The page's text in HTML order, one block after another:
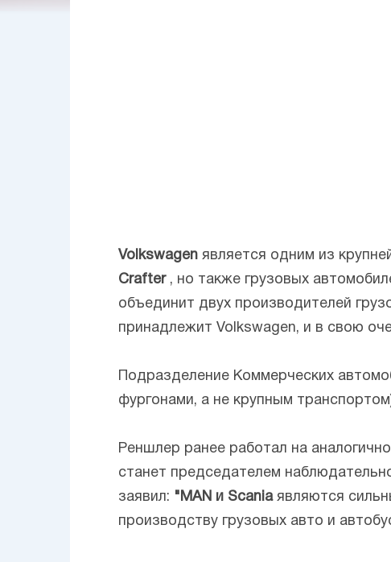
Volkswagen является одним из
Crafter, но также грузовых
объединит двух производителей
принадлежит Volkswagen, и в свою
Подразделение Коммерческих
фургонами, а не крупным
Реншлер ранее работал на
станет председателем
заявил: "MAN и Scaniaявляются
производству грузовых авто и